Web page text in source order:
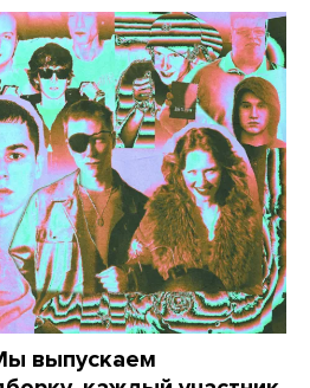
выпускаем